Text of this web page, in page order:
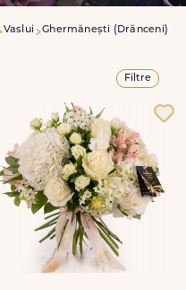
Vaslui Ghermănești (Drănceni)
Filtre